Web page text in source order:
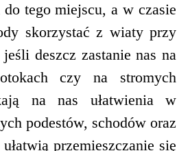
tego miejscu, a w czasie
skorzystać z wiaty przy
deszcz zastanie nas na
czy na stromych
na nas ułatwienia w
podestów, schodów oraz
przemieszczanie się